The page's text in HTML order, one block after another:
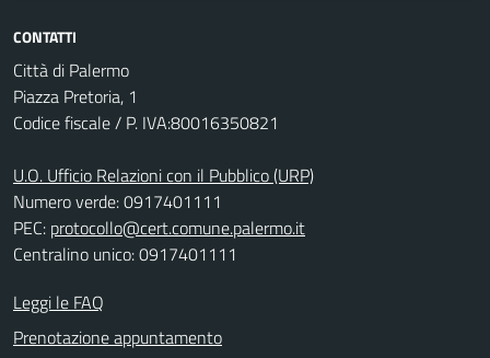
CONTATTI
Città di Palermo
Piazza Pretoria, 1
Codice fiscale / P. IVA:80016350821
U.O. Ufficio Relazioni con il Pubblico (URP)
Numero verde: 0917401111
PEC: protocollo@cert.comune.palermo.it
Centralino unico: 0917401111
Leggi le FAQ
Prenotazione appuntamento